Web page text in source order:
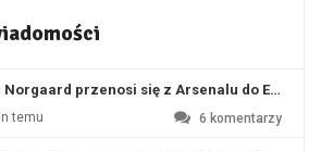
Norgaard przenosi się z Arsenalu do
temu 6 komentarzy